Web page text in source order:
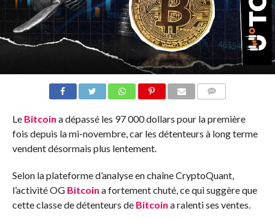
Le Bitcoin a dépassé les 97 000 dollars pour la première
fois depuis la mi-novembre, car les détenteurs à long terme
vendent désormais plus lentement.
Selon la plateforme d’analyse en chaîne CryptoQuant,
l’activité OG Bitcoin a fortement chuté, ce qui suggère que
cette classe de détenteurs de Bitcoin a ralenti ses ventes.